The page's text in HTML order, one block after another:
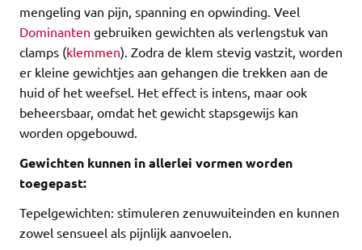
mengeling van pijn, spanning en opwinding. Veel
Dominanten gebruiken gewichten als verlengstuk van
clamps (klemmen). Zodra de klem stevig vastzit, worden
er kleine gewichtjes aan gehangen die trekken aan de
huid of het weefsel. Het effect is intens, maar ook
beheersbaar, omdat het gewicht stapsgewijs kan
worden opgebouwd.
Gewichten kunnen in allerlei vormen worden
toegepast:
Tepelgewichten: stimuleren zenuwuiteinden en kunnen
zowel sensueel als pijnlijk aanvoelen.